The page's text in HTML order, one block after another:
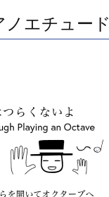
エチュード